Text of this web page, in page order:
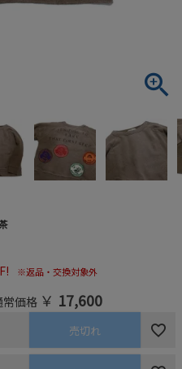
※返品・交換対象外
常価格 ￥ 17,600
売切れ